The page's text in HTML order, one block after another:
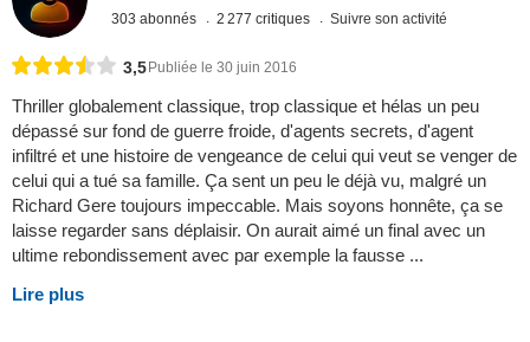
303 abonnés 2 277 critiques Suivre son activité
3,5 Publiée le 30 juin 2016
Thriller globalement classique, trop classique et hélas un peu
dépassé sur fond de guerre froide, d'agents secrets, d'agent
infiltré et une histoire de vengeance de celui qui veut se venger de
celui qui a tué sa famille. Ça sent un peu le déjà vu, malgré un
Richard Gere toujours impeccable. Mais soyons honnête, ça se
laisse regarder sans déplaisir. On aurait aimé un final avec un
ultime rebondissement avec par exemple la fausse ...
Lire plus